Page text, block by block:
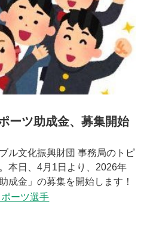
ーツ助成金、募集開始
ル文化振興財団 事務局のトピ
本日、4月1日より、2026年
成金」の募集を開始します！
ポーツ選手